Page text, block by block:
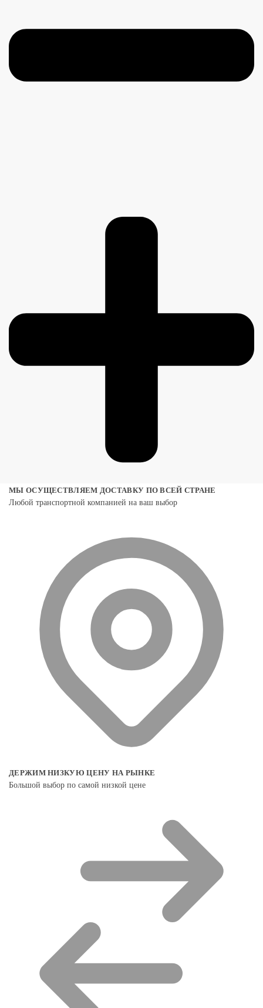
МЫ ОСУЩЕСТВЛЯЕМ ДОСТАВКУ ПО ВСЕЙ СТРАНЕ
Любой транспортной компанией на ваш выбор
ДЕРЖИМ НИЗКУЮ ЦЕНУ НА РЫНКЕ
Большой выбор по самой низкой цене